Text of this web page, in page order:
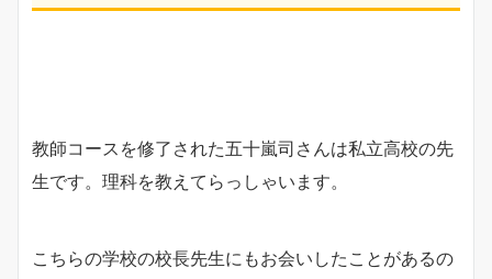
教師コースを修了された五十嵐司さんは私立高校の先
生です。理科を教えてらっしゃいます。
こちらの学校の校長先生にもお会いしたことがあるの